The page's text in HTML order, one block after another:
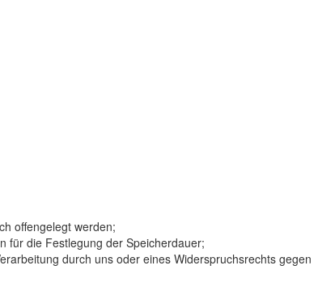
offengelegt werden;
für die Festlegung der Speicherdauer;
durch uns oder eines Widerspruchsrechts gegen